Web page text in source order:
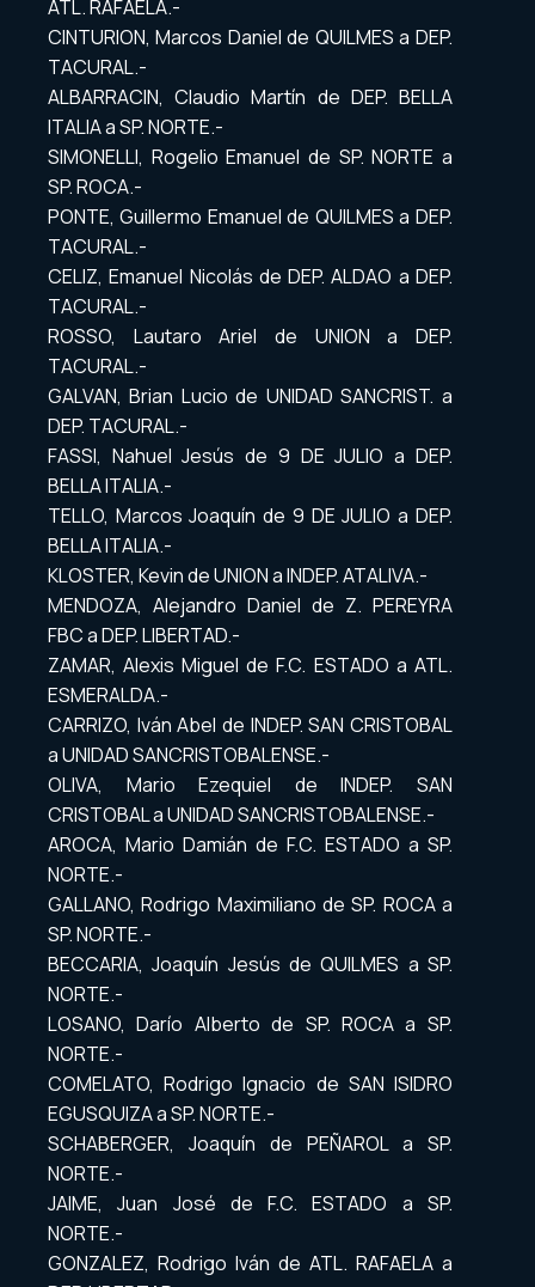
ATL. RAFAELA.-
CINTURION, Marcos Daniel de QUILMES a DEP.
TACURAL.-
ALBARRACIN, Claudio Martín de DEP. BELLA
ITALIA a SP. NORTE.-
SIMONELLI, Rogelio Emanuel de SP. NORTE a
SP. ROCA.-
PONTE, Guillermo Emanuel de QUILMES a DEP.
TACURAL.-
CELIZ, Emanuel Nicolás de DEP. ALDAO a DEP.
TACURAL.-
ROSSO, Lautaro Ariel de UNION a DEP.
TACURAL.-
GALVAN, Brian Lucio de UNIDAD SANCRIST. a
DEP. TACURAL.-
FASSI, Nahuel Jesús de 9 DE JULIO a DEP.
BELLA ITALIA.-
TELLO, Marcos Joaquín de 9 DE JULIO a DEP.
BELLA ITALIA.-
KLOSTER, Kevin de UNION a INDEP. ATALIVA.-
MENDOZA, Alejandro Daniel de Z. PEREYRA
FBC a DEP. LIBERTAD.-
ZAMAR, Alexis Miguel de F.C. ESTADO a ATL.
ESMERALDA.-
CARRIZO, Iván Abel de INDEP. SAN CRISTOBAL
a UNIDAD SANCRISTOBALENSE.-
OLIVA, Mario Ezequiel de INDEP. SAN
CRISTOBAL a UNIDAD SANCRISTOBALENSE.-
AROCA, Mario Damián de F.C. ESTADO a SP.
NORTE.-
GALLANO, Rodrigo Maximiliano de SP. ROCA a
SP. NORTE.-
BECCARIA, Joaquín Jesús de QUILMES a SP.
NORTE.-
LOSANO, Darío Alberto de SP. ROCA a SP.
NORTE.-
COMELATO, Rodrigo Ignacio de SAN ISIDRO
EGUSQUIZA a SP. NORTE.-
SCHABERGER, Joaquín de PEÑAROL a SP.
NORTE.-
JAIME, Juan José de F.C. ESTADO a SP.
NORTE.-
GONZALEZ, Rodrigo Iván de ATL. RAFAELA a